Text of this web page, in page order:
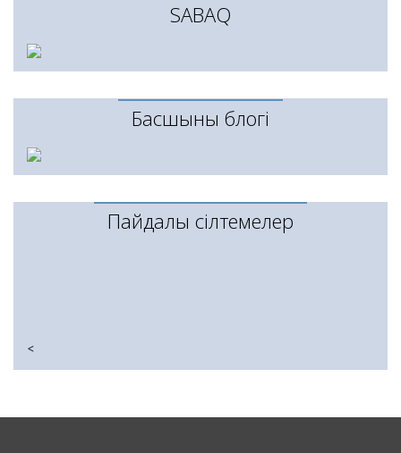
SABAQ
Басшының блогі
Пайдалы сілтемелер
<